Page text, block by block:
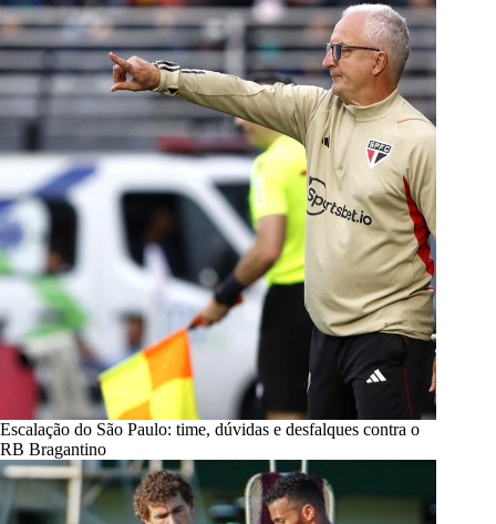
Escalação do São Paulo: time, dúvidas e desfalques contra o
RB Bragantino